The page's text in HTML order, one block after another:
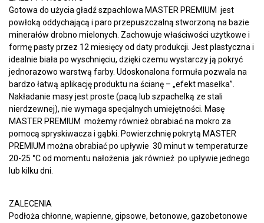
Gotowa do użycia gładź szpachlowa MASTER PREMIUM jest
powłoką oddychającą i paro przepuszczalną stworzoną na bazie
minerałów drobno mielonych. Zachowuje właściwości użytkowe i
formę pasty przez 12 miesięcy od daty produkcji. Jest plastyczna i
idealnie biała po wyschnięciu, dzięki czemu wystarczy ją pokryć
jednorazowo warstwą farby. Udoskonalona formuła pozwala na
bardzo łatwą aplikację produktu na ścianę – „efekt masełka”.
Nakładanie masy jest proste (pacą lub szpachelką ze stali
nierdzewnej), nie wymaga specjalnych umiejętności. Masę
MASTER PREMIUM możemy również obrabiać na mokro za
pomocą spryskiwacza i gąbki. Powierzchnię pokrytą MASTER
PREMIUM można obrabiać po upływie 30 minut w temperaturze
20-25 °C od momentu nałożenia jak również po upływie jednego
lub kilku dni.
ZALECENIA
Podłoża chłonne, wapienne, gipsowe, betonowe, gazobetonowe